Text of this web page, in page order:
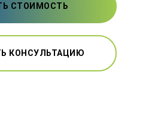
СТОИМОСТЬ
КОНСУЛЬТАЦИЮ